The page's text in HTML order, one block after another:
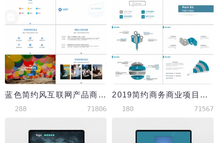
蓝色简约风互联网产品商业计划书PPT模板
288 71806
2019简约商务商业项目计划书PPT模板
180 71567